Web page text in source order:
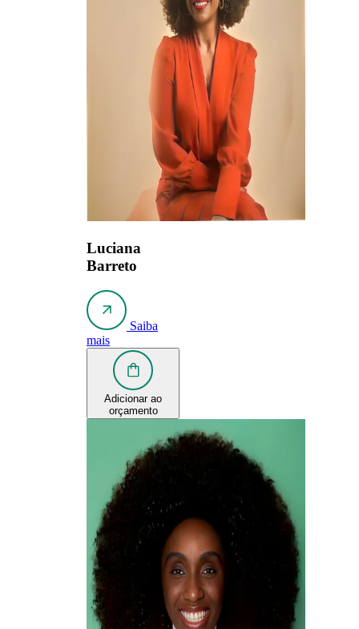
Luciana
Barreto
Saiba
mais
Adicionar ao
orçamento